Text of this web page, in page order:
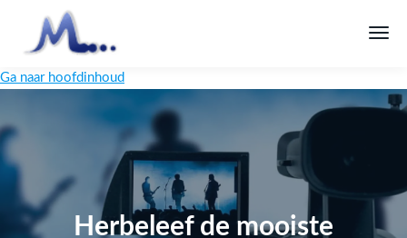
Ga naar hoofdinhoud
Herbeleef de mooiste